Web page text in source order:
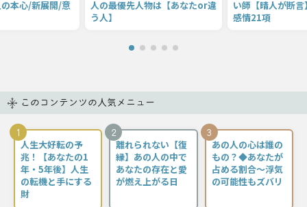
本心/新展開/意
人の最優先人物は【あなたor違
う人】
い師【晴人が断
感情21項
このコンテンツの人気メニュー
1
人生大好転の予
兆！【あなたの1
年・5年後】人生
の転機と手にする
財
2
離れられない【復
縁】あの人の中で
あなたの存在と愛
が燃え上がる日
3
あの人の心は誰の
もの？◆あなたが
占める割合〜浮気
の可能性もズバリ